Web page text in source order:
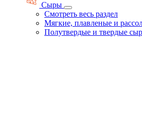
Сыры
Смотреть весь раздел
Мягкие, плавленые и
Полутвердые и твердые